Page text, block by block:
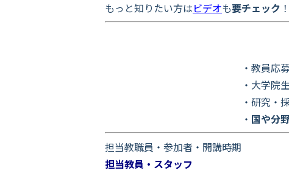
もっと知りたい方はビデオも要チェック ！
・教員応募
・大学院生は２単位
・ 研究・
・ 国や分
担当教職員・参加者・開講時期
担当教員・スタッフ